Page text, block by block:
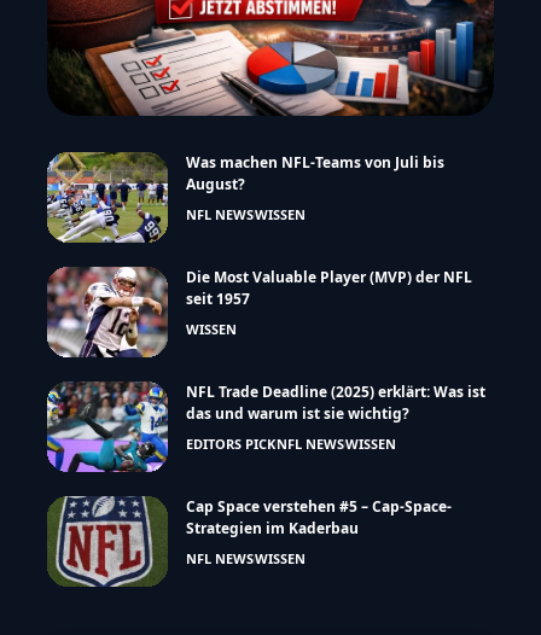
Was machen NFL-Teams von Juli bis
August?
NFL NEWSWISSEN
Die Most Valuable Player (MVP) der NFL
seit 1957
WISSEN
NFL Trade Deadline (2025) erklärt: Was ist
das und warum ist sie wichtig?
EDITORS PICKNFL NEWSWISSEN
Cap Space verstehen #5 – Cap-Space-
Strategien im Kaderbau
NFL NEWSWISSEN